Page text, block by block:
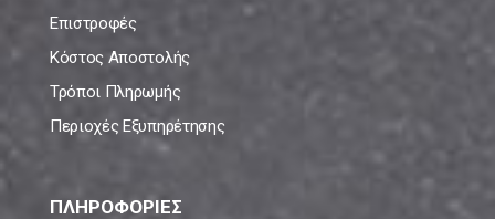
Επιστροφές
Κόστος Αποστολής
Τρόποι Πληρωμής
Περιοχές Εξυπηρέτησης
ΠΛΗΡΟΦΟΡΙΕΣ